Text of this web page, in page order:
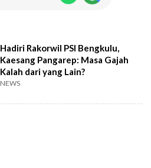
Hadiri Rakorwil PSI Bengkulu,
Kaesang Pangarep: Masa Gajah
Kalah dari yang Lain?
NEWS